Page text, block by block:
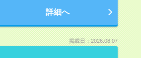
詳細へ
掲載日：2026.08.07